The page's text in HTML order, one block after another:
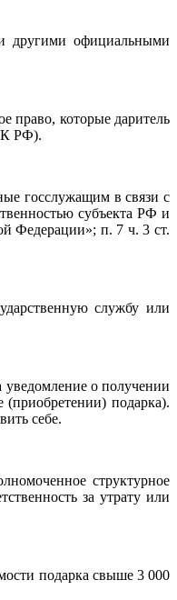
другими официальными
право, которые даритель
РФ).
госслужащим в связи с
субъекта РФ и
Федерации»; п. 7 ч. 3 ст.
службу или
уведомление о получении
подарка).
себе.
структурное
за утрату или
подарка свыше 3 000